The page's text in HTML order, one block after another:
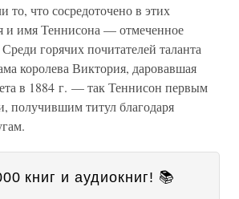
то, что сосредоточено в этих
и имя Теннисона — отмеченное
горячих почитателей таланта
королева Виктория, даровавшая
в 1884 г. — так Теннисон первым
получившим титул благодаря
книг и аудиокниг! 📚